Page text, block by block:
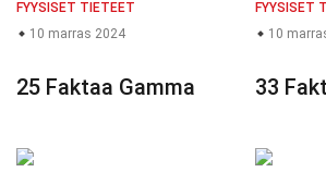
FYYSISET TIETEET
10 marras 2024
25 Faktaa Gamma
FYYSISET
10
33